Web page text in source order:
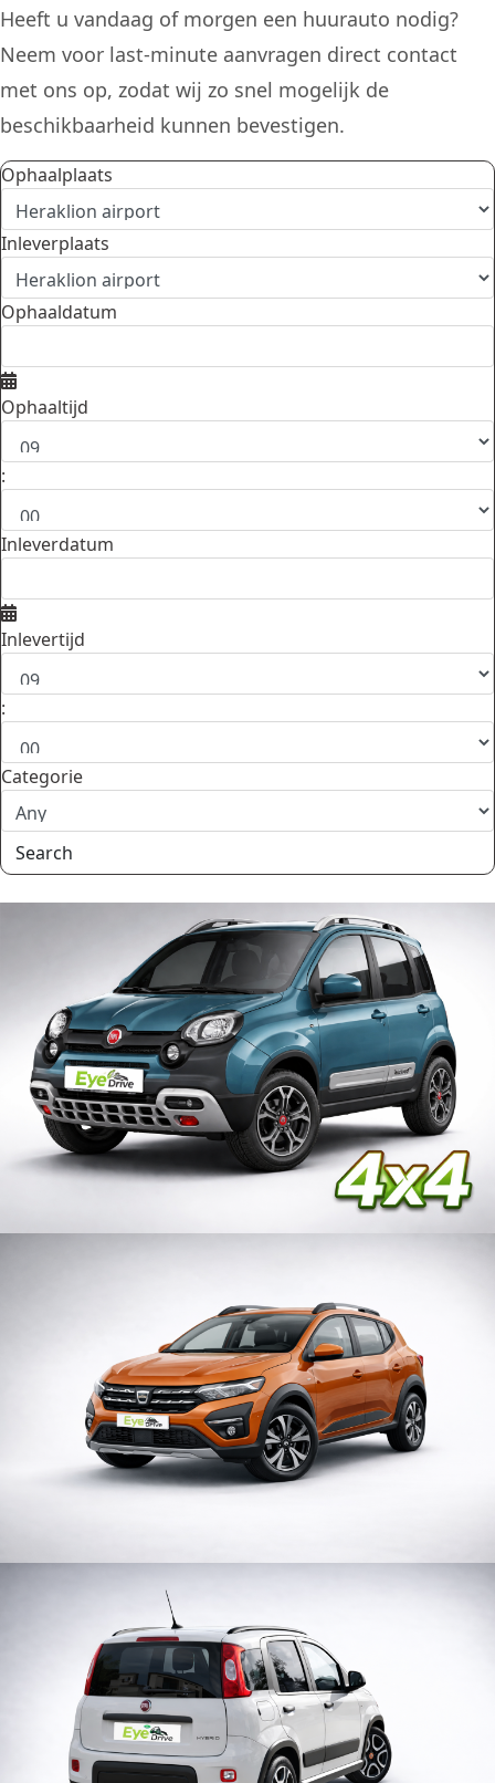
Heeft u vandaag of morgen een huurauto nodig?
Neem voor last-minute aanvragen direct contact
met ons op, zodat wij zo snel mogelijk de
beschikbaarheid kunnen bevestigen.
Ophaalplaats
Inleverplaats
Ophaaldatum
Ophaaltijd
:
Inleverdatum
Inlevertijd
:
Categorie
Search